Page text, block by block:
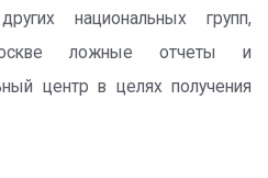
национальных групп,
ложные отчеты и
центр в целях получения